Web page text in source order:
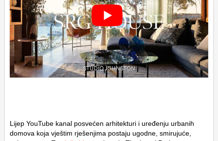
Lijep YouTube kanal posvećen arhitekturi i uređenju urbanih
domova koja vještim rješenjima postaju ugodne, smirujuće,